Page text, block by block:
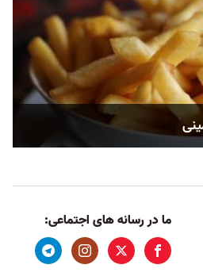
ما در رسانه های اجتماعی: